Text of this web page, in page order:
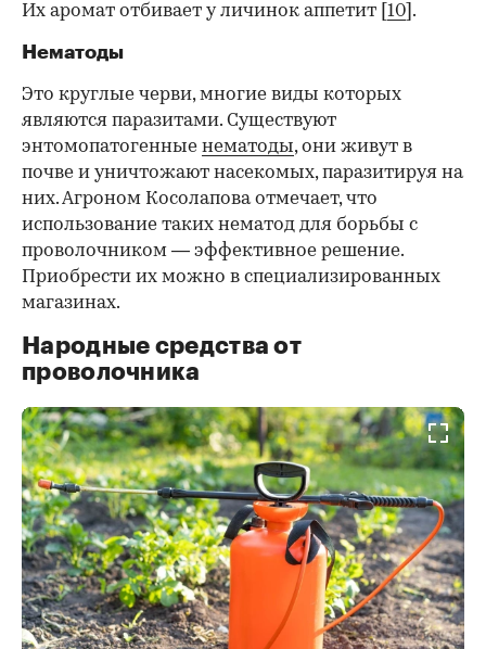
Их аромат отбивает у личинок аппетит [ 10 ].
Нематоды
Это круглые черви, многие виды которых
являются паразитами. Существуют
энтомопатогенные нематоды, они живут в
почве и уничтожают насекомых, паразитируя на
них. Агроном Косолапова отмечает, что
использование таких нематод для борьбы с
проволочником — эффективное решение.
Приобрести их можно в специализированных
магазинах.
Народные средства от
проволочника